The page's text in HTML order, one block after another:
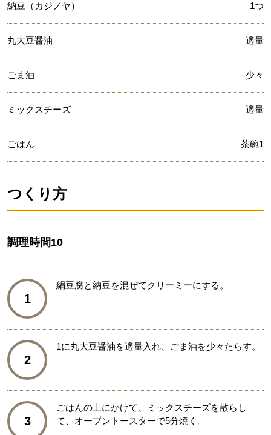
納豆（カジノヤ） 1つ
丸大豆醤油 適量
ごま油 少々
ミックスチーズ 適量
ごはん 茶碗1
つくり方
調理時間10
1
絹豆腐と納豆を混ぜてクリーミーにする。
2
1に丸大豆醤油を適量入れ、ごま油を少々たらす。
3
ごはんの上にかけて、ミックスチーズを散らし
て、オーブントースターで5分焼く。